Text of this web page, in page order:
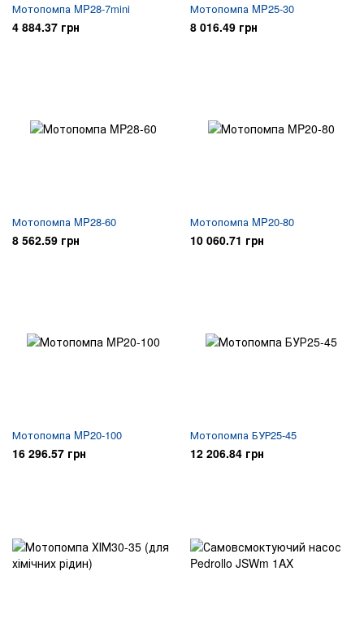
Мотопомпа MP28-7mini
4 884.37 грн
Мотопомпа MP25-30
8 016.49 грн
Мотопомпа MP28-60
8 562.59 грн
Мотопомпа MP20-80
10 060.71 грн
Мотопомпа MP20-100
16 296.57 грн
Мотопомпа БУР25-45
12 206.84 грн